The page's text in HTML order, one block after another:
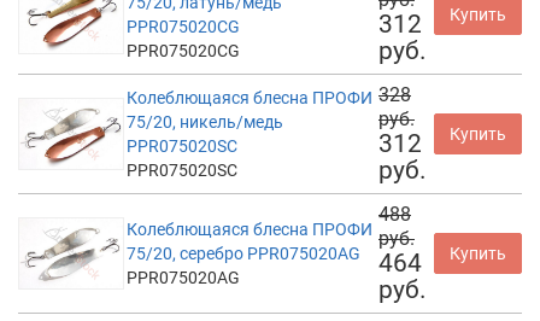
PPR075020CG
PPR075020CG
312
руб.
Купить
Колеблющаяся блесна ПРОФИ
75/20, никель/медь
PPR075020SC
PPR075020SC
328
руб.
312
руб.
Купить
Колеблющаяся блесна ПРОФИ
75/20, серебро PPR075020AG
PPR075020AG
488
руб.
464
руб.
Купить